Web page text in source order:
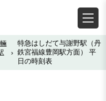
›
特急はしだて与謝野駅（丹
鉄宮福線豊岡駅方面） 平
日の時刻表